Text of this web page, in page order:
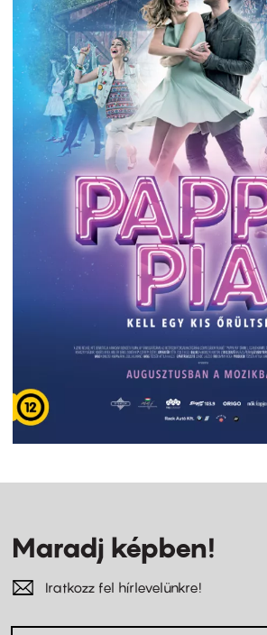
Maradj képben!
Iratkozz fel hírlevelünkre!